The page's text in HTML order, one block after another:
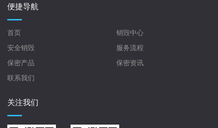
便捷导航
首页
销毁中心
安全销毁
服务流程
保密产品
保密资讯
联系我们
关注我们